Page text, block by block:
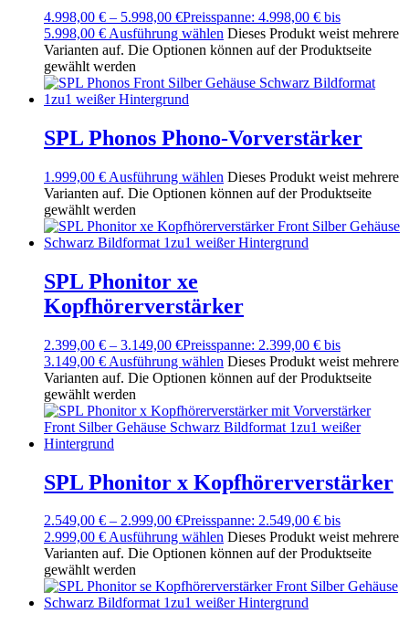
4.998,00 € – 5.998,00 €Preisspanne: 4.998,00 € bis
5.998,00 € Ausführung wählen Dieses Produkt weist mehrere
Varianten auf. Die Optionen können auf der Produktseite
gewählt werden
SPL Phonos Phono-Vorverstärker
1.999,00 € Ausführung wählen Dieses Produkt weist mehrere
Varianten auf. Die Optionen können auf der Produktseite
gewählt werden
SPL Phonitor xe
Kopfhörerverstärker
2.399,00 € – 3.149,00 €Preisspanne: 2.399,00 € bis
3.149,00 € Ausführung wählen Dieses Produkt weist mehrere
Varianten auf. Die Optionen können auf der Produktseite
gewählt werden
SPL Phonitor x Kopfhörerverstärker
2.549,00 € – 2.999,00 €Preisspanne: 2.549,00 € bis
2.999,00 €Ausführung wählen Dieses Produkt weist mehrere
Varianten auf. Die Optionen können auf der Produktseite
gewählt werden